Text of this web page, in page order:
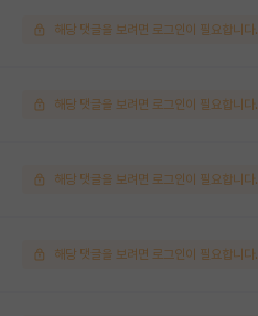
해당 댓글을 보려면 로그인이 필요합니다.
해당 댓글을 보려면 로그인이 필요합니다.
해당 댓글을 보려면 로그인이 필요합니다.
해당 댓글을 보려면 로그인이 필요합니다.